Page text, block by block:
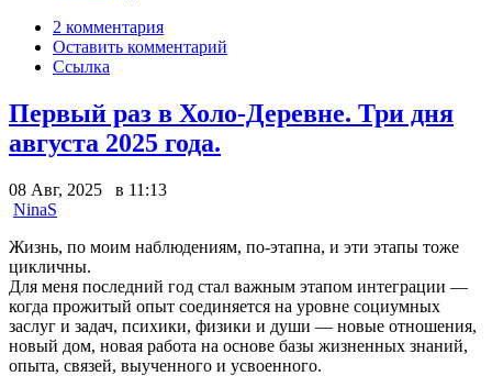
2 комментария
Оставить комментарий
Ссылка
Первый раз в Холо-Деревне. Три дня
августа 2025 года.
08 Авг, 2025 в 11:13
NinaS
Жизнь, по моим наблюдениям, по-этапна, и эти этапы тоже
цикличны.
Для меня последний год стал важным этапом интеграции —
когда прожитый опыт соединяется на уровне социумных
заслуг и задач, психики, физики и души — новые отношения,
новый дом, новая работа на основе базы жизненных знаний,
опыта, связей, выученного и усвоенного.